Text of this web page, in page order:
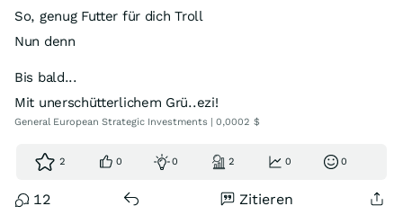
So, genug Futter für dich Troll
Nun denn
Bis bald...
Mit unerschütterlichem Grü..ezi!
General European Strategic Investments | 0,0002 $
2 0 0 2 0 0
12 Zitieren